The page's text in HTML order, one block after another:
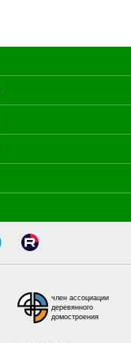
член ассоциации
деревянного
домостроения